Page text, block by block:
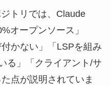
トリでは、Claude
オープンソース」
かない」「LSPを組み
る」「クライアント/サ
点が説明されていま